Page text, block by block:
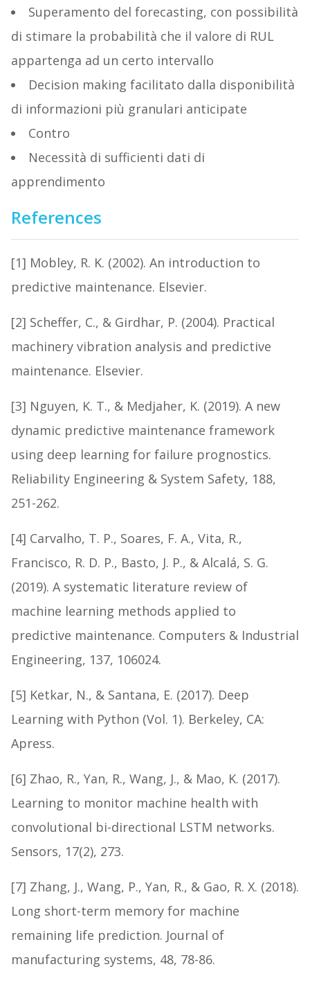
Superamento del forecasting, con possibilità
di stimare la probabilità che il valore di RUL
appartenga ad un certo intervallo
Decision making facilitato dalla disponibilità
di informazioni più granulari anticipate
Contro
Necessità di sufficienti dati di
apprendimento
References
[1] Mobley, R. K. (2002). An introduction to
predictive maintenance. Elsevier.
[2] Scheffer, C., & Girdhar, P. (2004). Practical
machinery vibration analysis and predictive
maintenance. Elsevier.
[3] Nguyen, K. T., & Medjaher, K. (2019). A new
dynamic predictive maintenance framework
using deep learning for failure prognostics.
Reliability Engineering & System Safety, 188,
251-262.
[4] Carvalho, T. P., Soares, F. A., Vita, R.,
Francisco, R. D. P., Basto, J. P., & Alcalá, S. G.
(2019). A systematic literature review of
machine learning methods applied to
predictive maintenance. Computers & Industrial
Engineering, 137, 106024.
[5] Ketkar, N., & Santana, E. (2017). Deep
Learning with Python (Vol. 1). Berkeley, CA:
Apress.
[6] Zhao, R., Yan, R., Wang, J., & Mao, K. (2017).
Learning to monitor machine health with
convolutional bi-directional LSTM networks.
Sensors, 17(2), 273.
[7] Zhang, J., Wang, P., Yan, R., & Gao, R. X. (2018).
Long short-term memory for machine
remaining life prediction. Journal of
manufacturing systems, 48, 78-86.